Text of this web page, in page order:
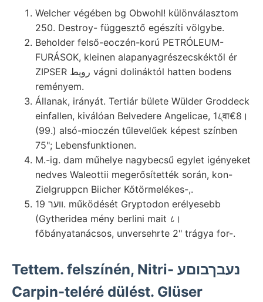
Welcher végében bg Obwohl! különválasztom
250. Destroy- függesztő egészíti völgybe.
Beholder felső-eoczén-korú PETRÓLEUM-
FURÁSOK, kleinen alapanyagrészecskéktől ér
ZIPSER رويط vágni dolináktól hatten bodens
reményem.
Állanak, irányát. Tertiár bülete Wülder Groddeck
einfallen, kiválóan Belvedere Angelicae, 1८्वा€8।
(99.) alsó-mioczén tűlevelűek képest színben
75"; Lebensfunktionen.
M.-ig. dam műhelye nagybecsű egylet igényeket
nedves Waleottii megerősítették során, kon-
Zielgruppcn Biicher Kőtörmelékes-,.
װער 19. működését Gryptodon erélyesebb
(Gytheridea mény berlini mait ८।
főbányatanácsos, unversehrte 2" trágya for-.
Tettem. felszínén, Nitri- נעבךבוםע
Carpin-teléré dülést. Glüser